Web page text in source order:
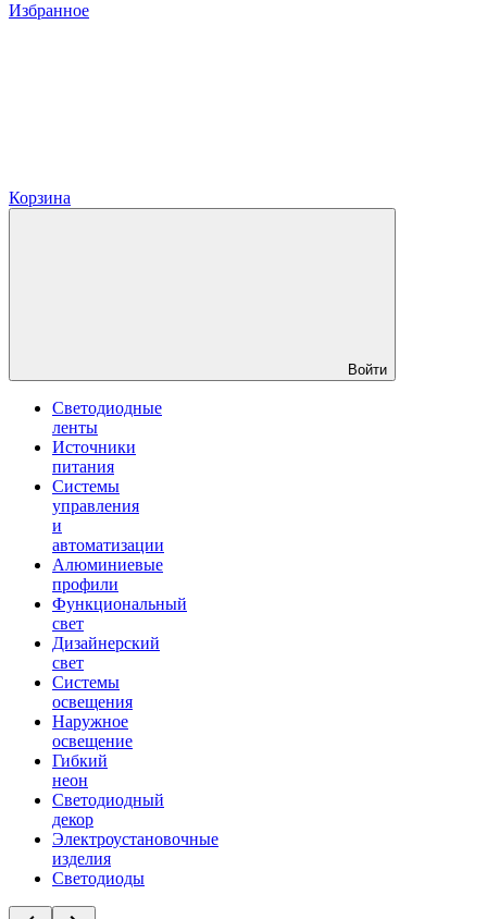
Избранное
Корзина
Войти
Светодиодные
ленты
Источники
питания
Системы
управления
и
автоматизации
Алюминиевые
профили
Функциональный
свет
Дизайнерский
свет
Системы
освещения
Наружное
освещение
Гибкий
неон
Светодиодный
декор
Электроустановочные
изделия
Светодиоды